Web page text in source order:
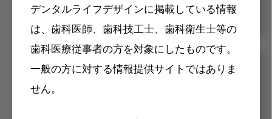
デンタルライフデザインに掲載している情報
は、歯科医師、歯科技工士、歯科衛生士等の
歯科医療従事者の方を対象にしたものです。
一般の方に対する情報提供サイトではありま
せん。
メリット